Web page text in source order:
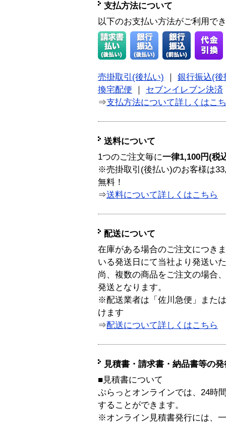
支払方法について
以下のお支払い方法がご利用で
売掛取引(後払い)
銀行振込(後
換宅配便
セブンイレブン決済
⇒支払方法について詳しくはこ
送料について
1つのご注文毎に一律1,100円(税
※売掛取引(後払い)のお客様は
無料！
⇒送料について詳しくはこちら
配送について
在庫がある場合のご注文につき
いる発送日にて当社より発送い
尚、複数の商品をご注文の場合
発送となります。
※配送業者は「佐川急便」また
けます
⇒配送について詳しくはこちら
見積書・請求書・納品書等の
■見積書について
ぷらっとオンラインでは、24時
することができます。
※オンライン見積書発行には、